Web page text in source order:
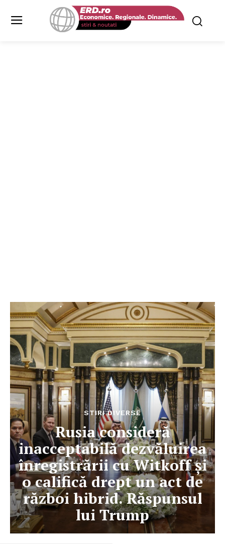
STIRI DIVERSE
Rusia consideră
inacceptabilă dezvăluirea
înregistrării cu Witkoff și
o califică drept un act de
război hibrid. Răspunsul
lui Trump